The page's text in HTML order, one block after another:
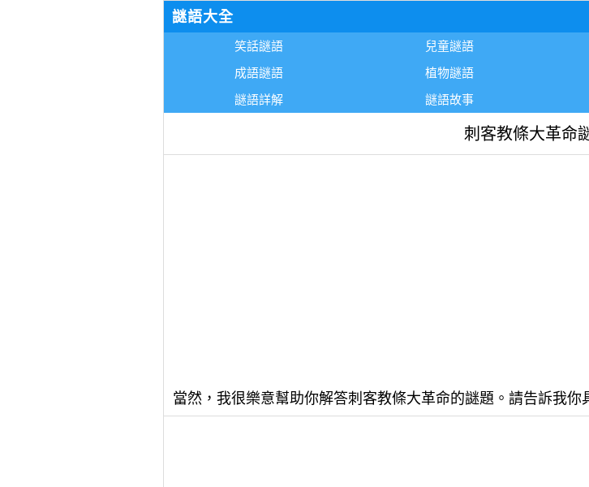
謎語大全
笑話謎語 兒童謎語
成語謎語
植物謎語
謎語詳解
謎語故事
刺客教條大革命
當然，我很樂意幫助你解答刺客教條大革命的謎題。請告訴我